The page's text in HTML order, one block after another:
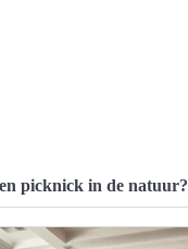
picknick in de natuur?